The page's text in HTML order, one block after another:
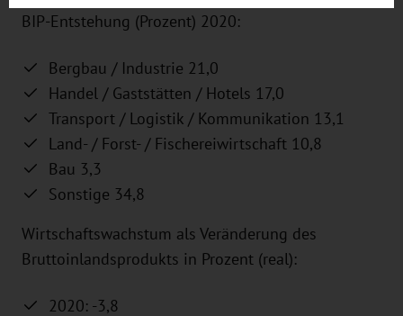
BIP-Entstehung (Prozent) 2020:
Bergbau / Industrie 21,0
Handel / Gaststätten / Hotels 17,0
Transport / Logistik / Kommunikation 13,1
Land- / Forst- / Fischereiwirtschaft 10,8
Bau 3,3
Sonstige 34,8
Wirtschaftswachstum als Veränderung des
Bruttoinlandsprodukts in Prozent (real):
2020: -3,8
unseremImpressum.